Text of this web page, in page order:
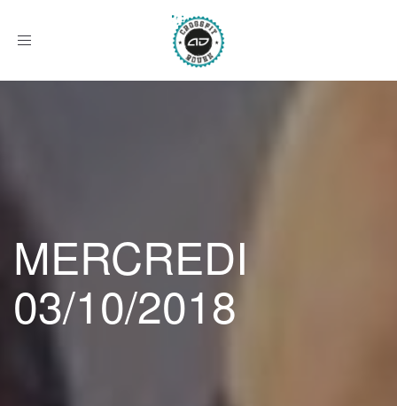
Afficher
MERCREDI
03/10/2018